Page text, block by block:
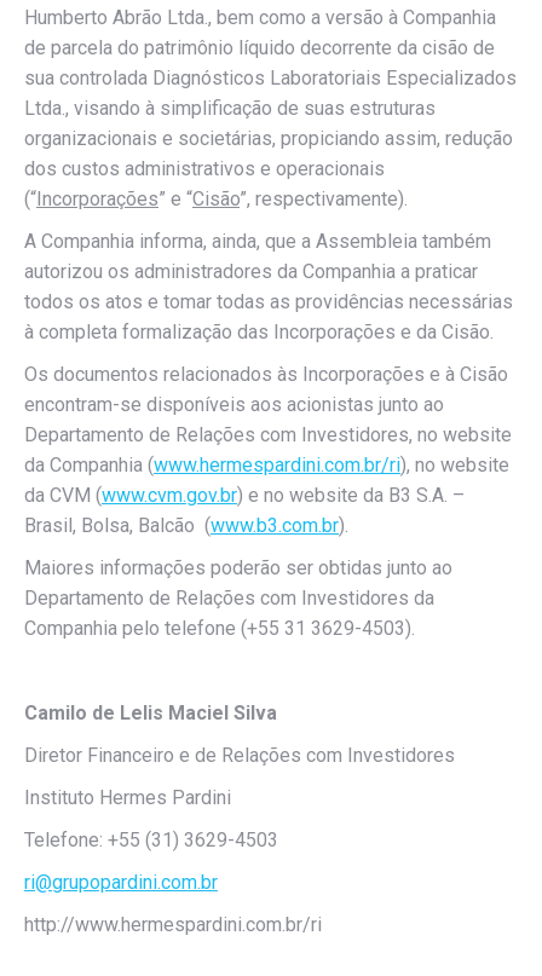
Humberto Abrão Ltda., bem como a versão à Companhia
de parcela do patrimônio líquido decorrente da cisão de
sua controlada Diagnósticos Laboratoriais Especializados
Ltda., visando à simplificação de suas estruturas
organizacionais e societárias, propiciando assim, redução
dos custos administrativos e operacionais
(“Incorporações” e “Cisão”, respectivamente).
A Companhia informa, ainda, que a Assembleia também
autorizou os administradores da Companhia a praticar
todos os atos e tomar todas as providências necessárias
à completa formalização das Incorporações e da Cisão.
Os documentos relacionados às Incorporações e à Cisão
encontram-se disponíveis aos acionistas junto ao
Departamento de Relações com Investidores, no website
da Companhia (www.hermespardini.com.br/ri), no website
da CVM (www.cvm.gov.br) e no website da B3 S.A. –
Brasil, Bolsa, Balcão (www.b3.com.br).
Maiores informações poderão ser obtidas junto ao
Departamento de Relações com Investidores da
Companhia pelo telefone (+55 31 3629-4503).
Camilo de Lelis Maciel Silva
Diretor Financeiro e de Relações com Investidores
Instituto Hermes Pardini
Telefone: +55 (31) 3629-4503
ri@grupopardini.com.br
http://www.hermespardini.com.br/ri